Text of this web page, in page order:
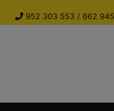
952 303 553 / 662